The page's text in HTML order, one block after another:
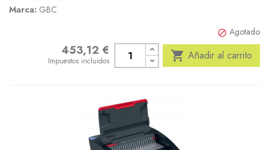
Marca: GBC
 Agotado
Precio453,12 €
Impuestos incluidos  Añadir al carrito